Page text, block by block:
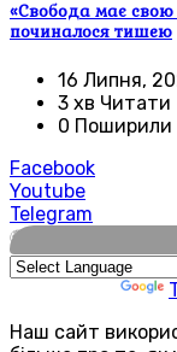
«Свобода має свою
починалося тишею
16 Липня,
3 хв Читати
0 Поширили
Facebook
Youtube
Telegram
🌍
Наш сайт